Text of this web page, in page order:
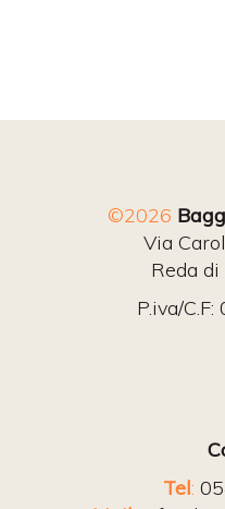
©2026
Via
Reda di
P.iva/
Tel: